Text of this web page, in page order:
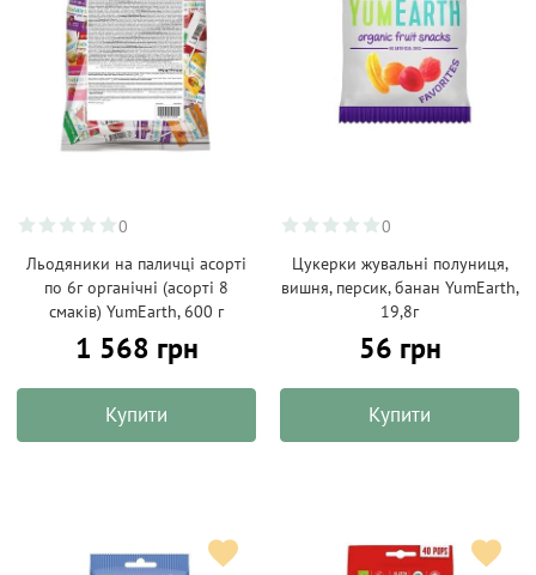
0
Льодяники на паличці асорті
по 6г органічні (асорті 8
смаків) YumEarth, 600 г
1 568 грн
Купити
0
Цукерки жувальні полуниця,
вишня, персик, банан YumEarth,
19,8г
56 грн
Купити